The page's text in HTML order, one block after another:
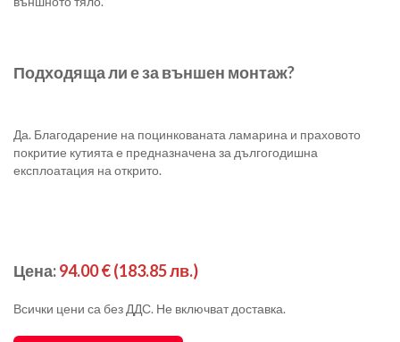
Подходяща ли е за външен монтаж?
Да. Благодарение на поцинкованата ламарина и праховото
покритие кутията е предназначена за дългогодишна
експлоатация на открито.
Цена:94.00 €(183.85 лв.)
Всички цени са без ДДС. Не включват доставка.